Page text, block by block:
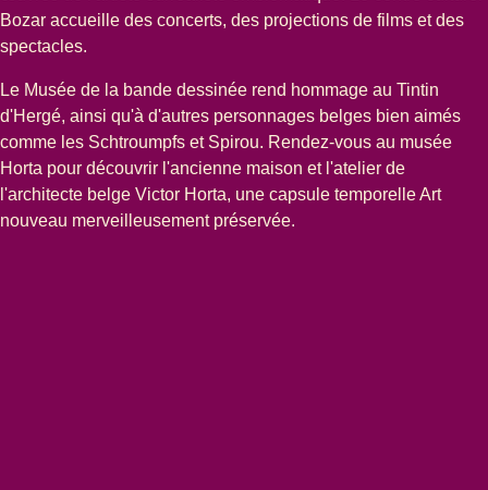
Bozar accueille des concerts, des projections de films et des
spectacles.
Le Musée de la bande dessinée rend hommage au Tintin
d'Hergé, ainsi qu'à d'autres personnages belges bien aimés
comme les Schtroumpfs et Spirou. Rendez-vous au musée
Horta pour découvrir l'ancienne maison et l'atelier de
l'architecte belge Victor Horta, une capsule temporelle Art
nouveau merveilleusement préservée.